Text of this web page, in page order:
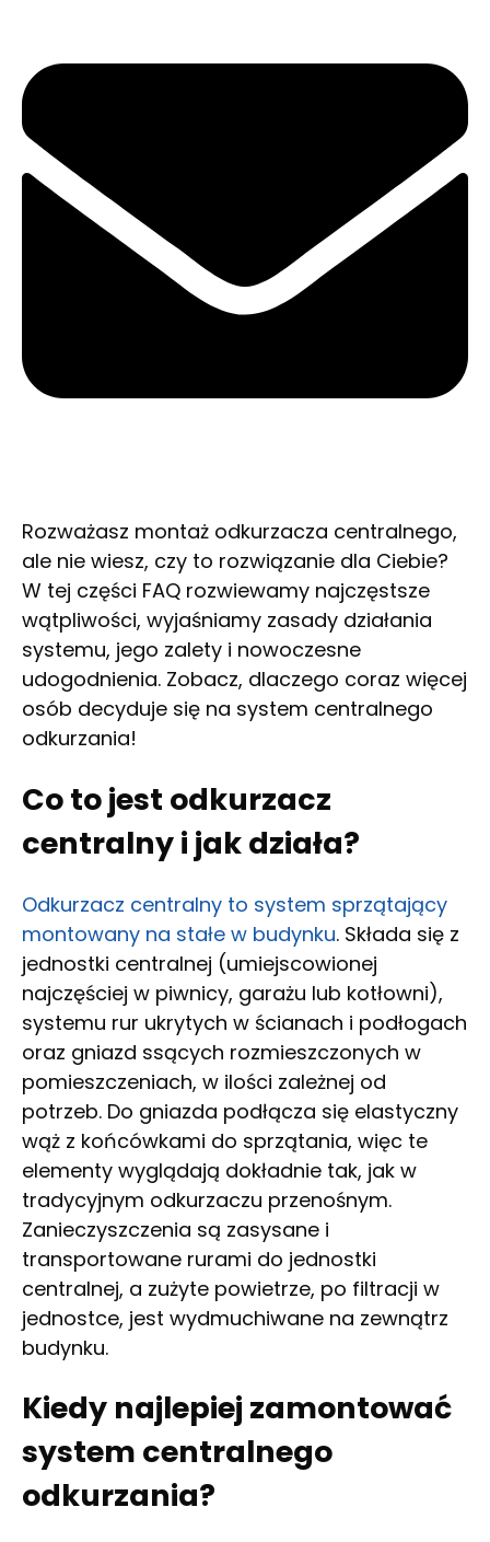
Rozważasz montaż odkurzacza centralnego,
ale nie wiesz, czy to rozwiązanie dla Ciebie?
W tej części FAQ rozwiewamy najczęstsze
wątpliwości, wyjaśniamy zasady działania
systemu, jego zalety i nowoczesne
udogodnienia. Zobacz, dlaczego coraz więcej
osób decyduje się na system centralnego
odkurzania!
Co to jest odkurzacz
centralny i jak działa?
Odkurzacz centralny to system sprzątający
montowany na stałe w budynku. Składa się z
jednostki centralnej (umiejscowionej
najczęściej w piwnicy, garażu lub kotłowni),
systemu rur ukrytych w ścianach i podłogach
oraz gniazd ssących rozmieszczonych w
pomieszczeniach, w ilości zależnej od
potrzeb. Do gniazda podłącza się elastyczny
wąż z końcówkami do sprzątania, więc te
elementy wyglądają dokładnie tak, jak w
tradycyjnym odkurzaczu przenośnym.
Zanieczyszczenia są zasysane i
transportowane rurami do jednostki
centralnej, a zużyte powietrze, po filtracji w
jednostce, jest wydmuchiwane na zewnątrz
budynku.
Kiedy najlepiej zamontować
system centralnego
odkurzania?